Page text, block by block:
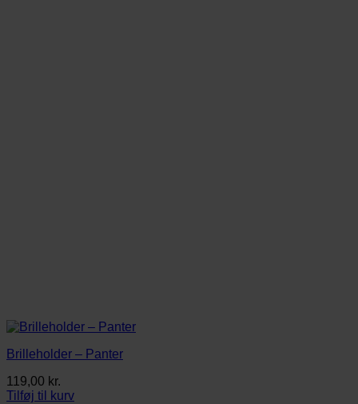
Brilleholder – Panter
119,00 kr.
Tilføj til kurv